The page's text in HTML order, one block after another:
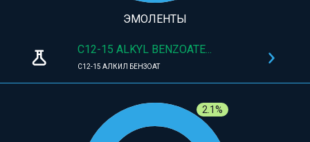
ЭМОЛЕНТЫ
C12-15 ALKYL BENZOATE...
C12-15 АЛКИЛ БЕНЗОАТ
2.1%